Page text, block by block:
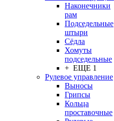
Наконечники
рам
Подседельные
штыри
Сёдла
Хомуты
подседельные
+ ЕЩЕ 1
Рулевое управление
Выносы
Грипсы
Кольца
проставочные